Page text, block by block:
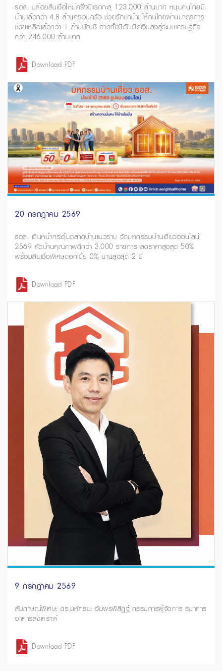
ธอส. ปล่อยสินเชื่อใหม่ครึ่งปีแรกทะลุ 123,000 ล้านบาท หนุนคนไทยมี
บ้านแล้วกว่า 4.8 ล้านครอบครัว ช่วยรักษาบ้านให้คนไทยผ่านมาตรการ
ช่วยเหลือแล้วกว่า 1 ล้านบัญชี คาดทั้งปีดันเม็ดเงินลงสู่ระบบเศรษฐกิจ
กว่า 246,000 ล้านบาท
Download PDF
20 กรกฎาคม 2569
ธอส. เดินหน้ากระตุ้นตลาดบ้านแนวราบ จัดมหกรรมบ้านเดี่ยวออนไลน์
2569 คัดบ้านคุณภาพดีกว่า 3,000 รายการ ลดราคาสูงสุด 50%
พร้อมสินเชื่อพิเศษดอกเบี้ย 0% นานสูงสุด 2 ปี
Download PDF
9 กรกฎาคม 2569
สัมภาษณ์พิเศษ: ดร.มหัทธนะ อัมพรพิสิฏฐ์ กรรมการผู้จัดการ ธนาคาร
อาคารสงเคราะห์
Download PDF